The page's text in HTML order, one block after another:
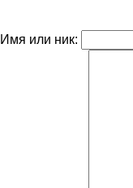
Имя или ник: